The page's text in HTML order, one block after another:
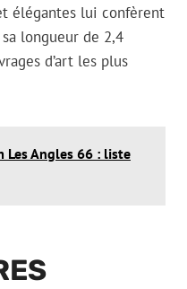
élégantes lui confèrent
longueur de 2,4
d’art les plus
Les Angles 66 : liste